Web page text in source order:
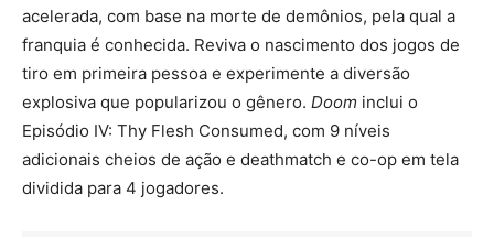
acelerada, com base na morte de demônios, pela qual a
franquia é conhecida. Reviva o nascimento dos jogos de
tiro em primeira pessoa e experimente a diversão
explosiva que popularizou o gênero. Doom inclui o
Episódio IV: Thy Flesh Consumed, com 9 níveis
adicionais cheios de ação e deathmatch e co-op em tela
dividida para 4 jogadores.